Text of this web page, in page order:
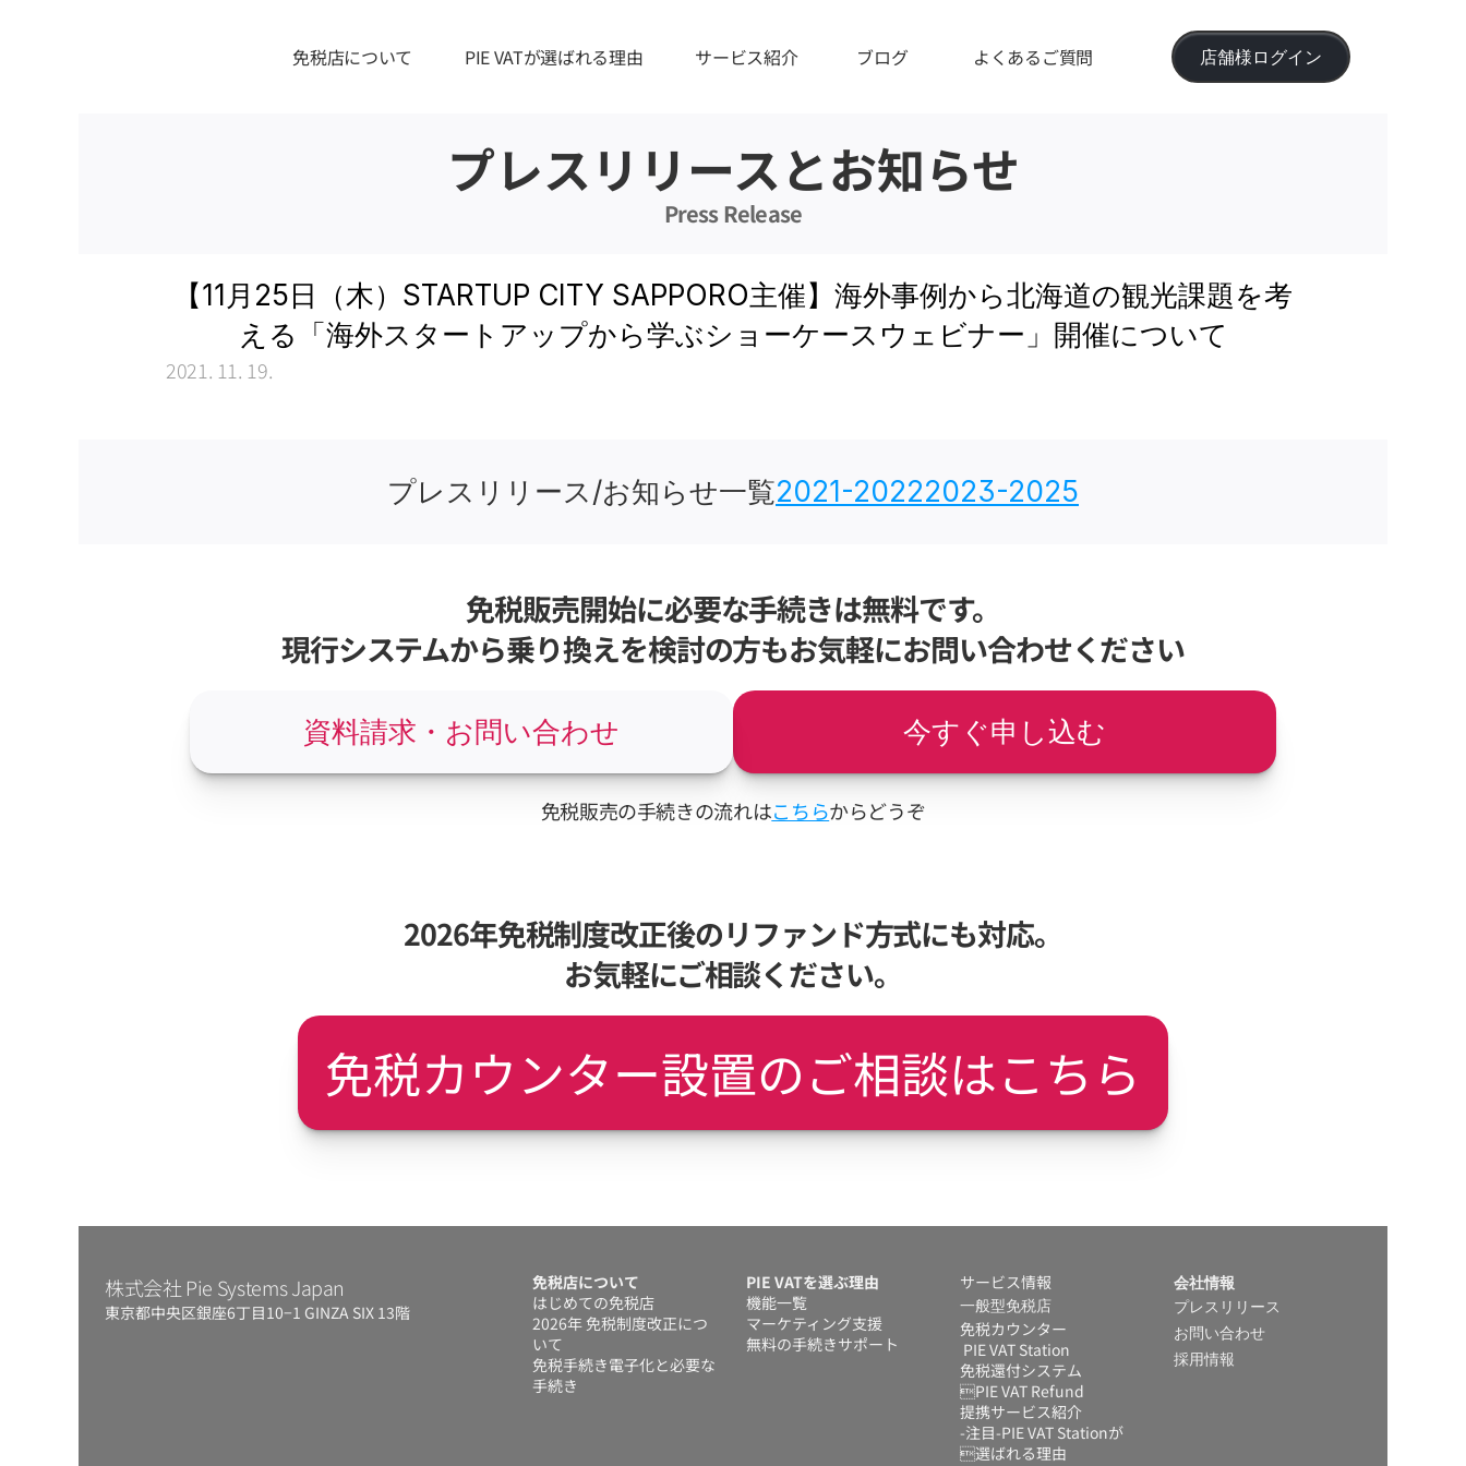
免税店について PIE VATが選ばれる理由 サービス紹介 ブログ よくあるご質問 店舗様ログイン
プレスリリースとお知らせ
Press Release
【11月25日（木）STARTUP CITY SAPPORO主催】海外事例から北海道の観光課題を考
える「海外スタートアップから学ぶショーケースウェビナー」開催について
2021. 11. 19.
プレスリリース/お知らせ一覧2021-20222023-2025
免税販売開始に必要な手続きは無料です。
現行システムから乗り換えを検討の方もお気軽にお問い合わせください
今すぐ申し込む
資料請求・お問い合わせ
免税販売の手続きの流れはこちらからどうぞ
2026年免税制度改正後のリファンド方式にも対応。
お気軽にご相談ください。
免税カウンター設置のご相談はこちら
株式会社 Pie Systems Japan
東京都中央区銀座6丁目10−1 GINZA SIX 13階
免税店について
はじめての免税店
2026年 免税制度改正につ
いて
免税手続き電子化と必要な
手続き
PIE VATを選ぶ理由
機能一覧
マーケティング支援
無料の手続きサポート
サービス情報
一般型免税店
免税カウンター
PIE VAT Station
免税還付システム
PIE VAT Refund
提携サービス紹介
-注目-PIE VAT Stationが
選ばれる理由
会社情報
プレスリリース
お問い合わせ
採用情報